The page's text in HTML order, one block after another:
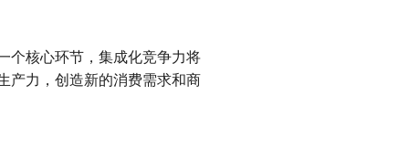
个核心环节，集成化竞争力将
产力，创造新的消费需求和商